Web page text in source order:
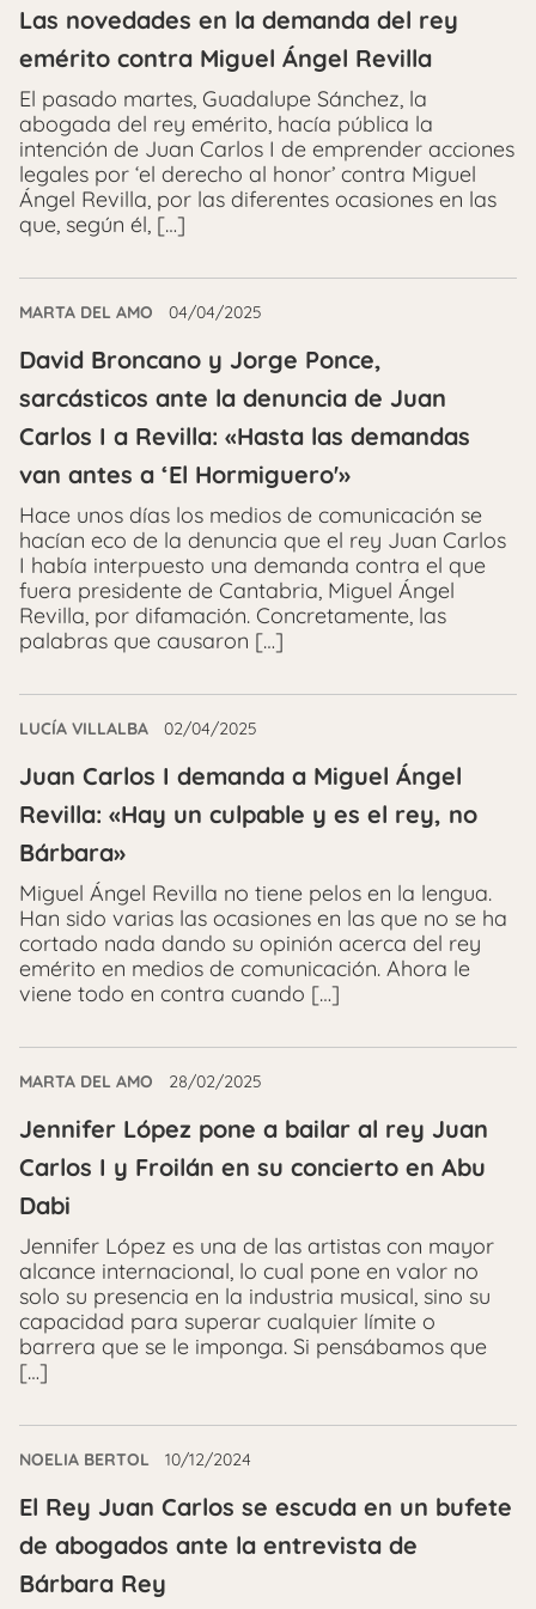
Las novedades en la demanda del rey
emérito contra Miguel Ángel Revilla
El pasado martes, Guadalupe Sánchez, la
abogada del rey emérito, hacía pública la
intención de Juan Carlos I de emprender acciones
legales por ‘el derecho al honor’ contra Miguel
Ángel Revilla, por las diferentes ocasiones en las
que, según él, […]
MARTA DEL AMO 04/04/2025
David Broncano y Jorge Ponce,
sarcásticos ante la denuncia de Juan
Carlos I a Revilla: «Hasta las demandas
van antes a ‘El Hormiguero'»
Hace unos días los medios de comunicación se
hacían eco de la denuncia que el rey Juan Carlos
I había interpuesto una demanda contra el que
fuera presidente de Cantabria, Miguel Ángel
Revilla, por difamación. Concretamente, las
palabras que causaron […]
LUCÍA VILLALBA 02/04/2025
Juan Carlos I demanda a Miguel Ángel
Revilla: «Hay un culpable y es el rey, no
Bárbara»
Miguel Ángel Revilla no tiene pelos en la lengua.
Han sido varias las ocasiones en las que no se ha
cortado nada dando su opinión acerca del rey
emérito en medios de comunicación. Ahora le
viene todo en contra cuando […]
MARTA DEL AMO 28/02/2025
Jennifer López pone a bailar al rey Juan
Carlos I y Froilán en su concierto en Abu
Dabi
Jennifer López es una de las artistas con mayor
alcance internacional, lo cual pone en valor no
solo su presencia en la industria musical, sino su
capacidad para superar cualquier límite o
barrera que se le imponga. Si pensábamos que
[…]
NOELIA BERTOL 10/12/2024
El Rey Juan Carlos se escuda en un bufete
de abogados ante la entrevista de
Bárbara Rey